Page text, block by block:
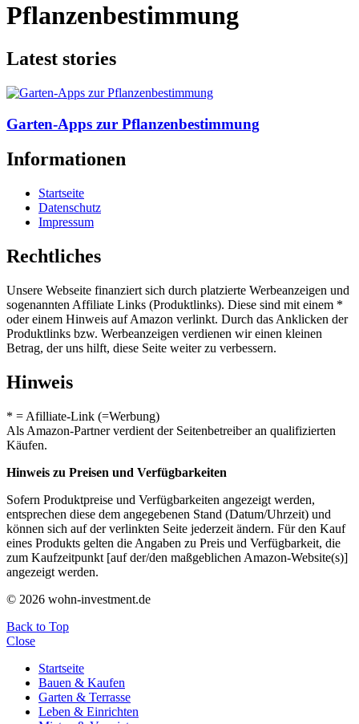
Pflanzenbestimmung
Latest stories
Garten-Apps zur Pflanzenbestimmung
Informationen
Startseite
Datenschutz
Impressum
Rechtliches
Unsere Webseite finanziert sich durch platzierte Werbeanzeigen und
sogenannten Affiliate Links (Produktlinks). Diese sind mit einem *
oder einem Hinweis auf Amazon verlinkt. Durch das Anklicken der
Produktlinks bzw. Werbeanzeigen verdienen wir einen kleinen
Betrag, der uns hilft, diese Seite weiter zu verbessern.
Hinweis
* = Afilliate-Link (=Werbung)
Als Amazon-Partner verdient der Seitenbetreiber an qualifizierten
Käufen.
Hinweis zu Preisen und Verfügbarkeiten
Sofern Produktpreise und Verfügbarkeiten angezeigt werden,
entsprechen diese dem angegebenen Stand (Datum/Uhrzeit) und
können sich auf der verlinkten Seite jederzeit ändern. Für den Kauf
eines Produkts gelten die Angaben zu Preis und Verfügbarkeit, die
zum Kaufzeitpunkt [auf der/den maßgeblichen Amazon-Website(s)]
angezeigt werden.
© 2026 wohn-investment.de
Back to Top
Close
Startseite
Bauen & Kaufen
Garten & Terrasse
Leben & Einrichten